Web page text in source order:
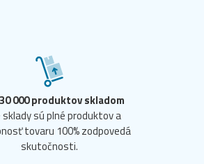
000 produktov skladom
sklady sú plné produktov a
tovaru 100% zodpovedá
skutočnosti.